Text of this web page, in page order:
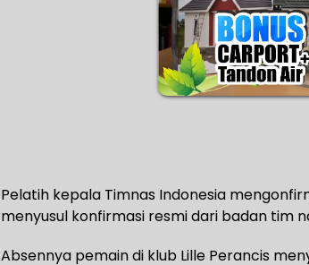
Pelatih kepala Timnas Indonesia
menyusul konfirmasi resmi dari badan tim
Absennya pemain di klub Lille Perancis